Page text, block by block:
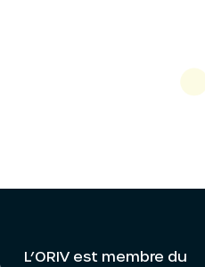
L’ORIV est membre du